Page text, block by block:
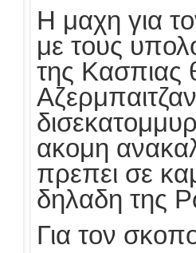
Η μαχη για
με τους
της Κασπιας
ακομη
πρεπει σε
δηλαδη της
Για τον